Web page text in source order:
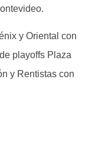
y Oriental con
playoffs Plaza
y Rentistas con